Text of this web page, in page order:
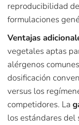
reproducibilidad
formulaciones
Ventajas
vegetales aptas
alérgenos
dosificación
versus los
competidores. La
los estándares del